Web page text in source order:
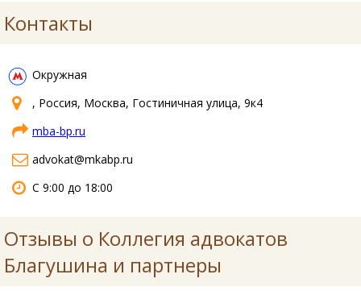
Контакты
Окружная
, Россия, Москва, Гостиничная улица, 9к4
mba-bp.ru
advokat@mkabp.ru
С 9:00 до 18:00
Отзывы о Коллегия адвокатов
Благушина и партнеры